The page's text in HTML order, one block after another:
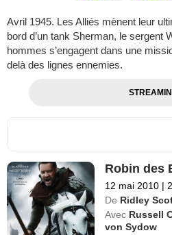
Avril 1945. Les Alliés mènent leur
bord d’un tank Sherman, le sergent
hommes s’engagent dans une
delà des lignes ennemies.
Robin des
12 mai 2010 |
De Ridley
Avec Russell
von Sydow